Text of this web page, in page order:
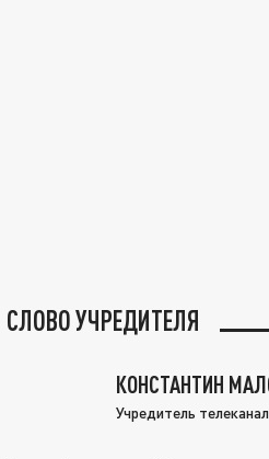
СЛОВО УЧРЕДИТЕЛЯ
КОНСТАНТИН
Учредитель